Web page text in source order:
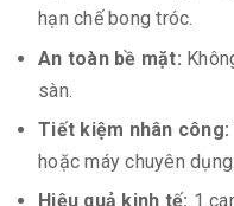
hạn chế bong tróc.
An toàn bề mặt:
sàn.
Tiết kiệm nhân công:
hoặc máy chuyên dụng.
Hiệu quả kinh tế: 1